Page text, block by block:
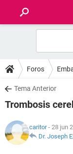
FOROS
SALUD
NUTRICIÓN
Foros
Tema Anterior
Trombosis
caritor- 28 jun
Dr. Joseph